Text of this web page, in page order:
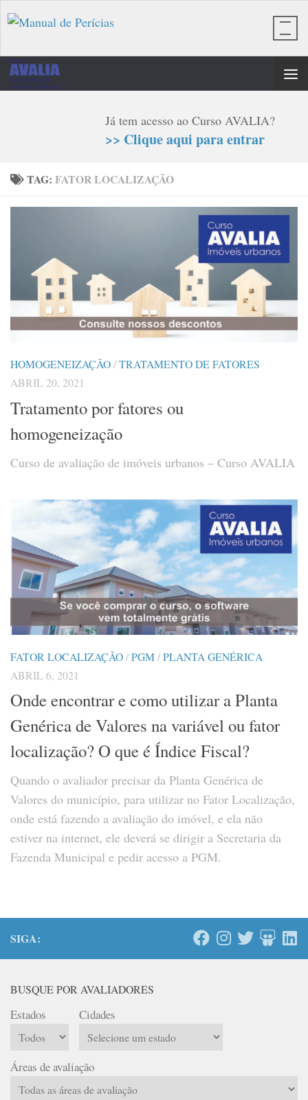
Skip to content
Já tem acesso ao Curso AVALIA?
>> Clique aqui para entrar
TAG: FATOR LOCALIZAÇÃO
HOMOGENEIZAÇÃO/TRATAMENTO DE FATORES
ABRIL 20, 2021
Tratamento por fatores ou
homogeneização
Curso de avaliação de imóveis urbanos – Curso AVALIA
FATOR LOCALIZAÇÃO/PGM/PLANTA GENÉRICA
ABRIL 6, 2021
Onde encontrar e como utilizar a Planta
Genérica de Valores na variável ou fator
localização? O que é Índice Fiscal?
Quando o avaliador precisar da Planta Genérica de
Valores do município, para utilizar no Fator Localização,
onde está fazendo a avaliação do imóvel, e ela não
estiver na internet, ele deverá se dirigir a Secretaria da
Fazenda Municipal e pedir acesso a PGM.
SIGA:
BUSQUE POR AVALIADORES
Estados Cidades
Áreas de avaliação